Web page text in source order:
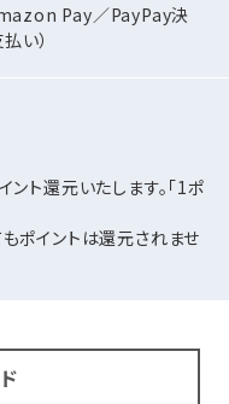
Pay／PayPay決
い）
ト還元いたします。「1ポ
ポイントは還元されませ